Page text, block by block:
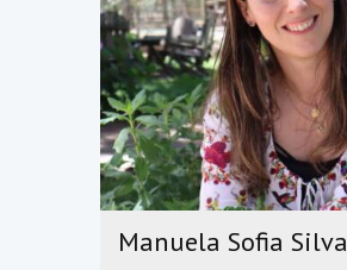
Manuela Sofia Silva